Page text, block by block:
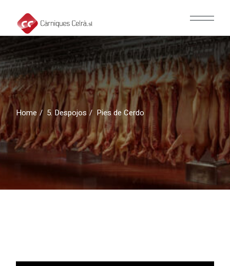
content
Home 5. Despojos Pies de Cerdo